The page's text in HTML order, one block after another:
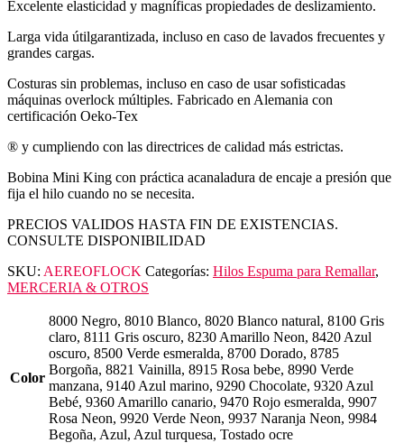
Excelente elasticidad y magníficas propiedades de deslizamiento.
Larga vida útilgarantizada, incluso en caso de lavados frecuentes y
grandes cargas.
Costuras sin problemas, incluso en caso de usar sofisticadas
máquinas overlock múltiples. Fabricado en Alemania con
certificación Oeko-Tex
® y cumpliendo con las directrices de calidad más estrictas.
Bobina Mini King con práctica acanaladura de encaje a presión que
fija el hilo cuando no se necesita.
PRECIOS VALIDOS HASTA FIN DE EXISTENCIAS.
CONSULTE DISPONIBILIDAD
SKU: AEREOFLOCK Categorías: Hilos Espuma para Remallar,
MERCERIA & OTROS
Color
8000 Negro, 8010 Blanco, 8020 Blanco natural, 8100 Gris
claro, 8111 Gris oscuro, 8230 Amarillo Neon, 8420 Azul
oscuro, 8500 Verde esmeralda, 8700 Dorado, 8785
Borgoña, 8821 Vainilla, 8915 Rosa bebe, 8990 Verde
manzana, 9140 Azul marino, 9290 Chocolate, 9320 Azul
Bebé, 9360 Amarillo canario, 9470 Rojo esmeralda, 9907
Rosa Neon, 9920 Verde Neon, 9937 Naranja Neon, 9984
Begoña, Azul, Azul turquesa, Tostado ocre